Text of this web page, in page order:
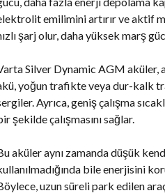
emilimini artırır ve aktif
şarj olur, daha yüksek marş
Silver Dynamic AGM aküler,
yoğun trafikte veya dur-kalk
Ayrıca, geniş çalışma
şekilde çalışmasını sağlar.
aküler aynı zamanda düşük
bile enerjisini
uzun süreli park edilen